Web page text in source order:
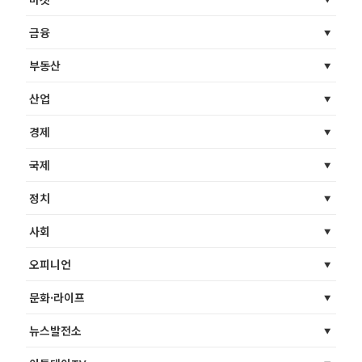
금융
부동산
산업
경제
국제
정치
사회
오피니언
문화·라이프
뉴스발전소